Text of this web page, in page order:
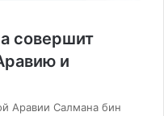
совершит
и
Аравии Салмана бин